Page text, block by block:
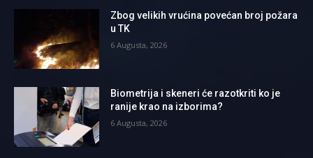
Zbog velikih vrućina povećan broj požara
u TK
6 Augusta, 2026
Biometrija i skeneri će razotkriti ko je
ranije krao na izborima?
6 Augusta, 2026